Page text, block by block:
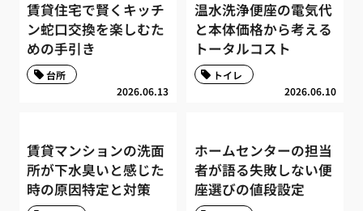
賃貸住宅で賢くキッチ
ン蛇口交換を楽しむた
めの手引き
2026.06.13
台所
温水洗浄便座の電気代
と本体価格から考える
トータルコスト
2026.06.10
トイレ
賃貸マンションの洗面
所が下水臭いと感じた
時の原因特定と対策
ホームセンターの担当
者が語る失敗しない便
座選びの値段設定